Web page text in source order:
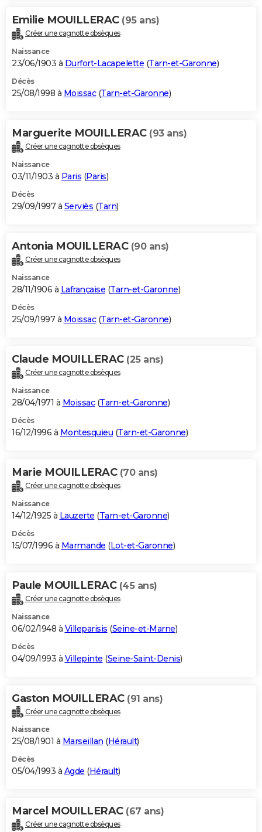
Emilie MOUILLERAC (95 ans)
Créer une cagnotte obsèques
Naissance
23/06/1903 à Durfort-Lacapelette (Tarn-et-Garonne)
Décès
25/08/1998 à Moissac(Tarn-et-Garonne)
Marguerite MOUILLERAC (93 ans)
Créer une cagnotte obsèques
Naissance
03/11/1903 à Paris (Paris)
Décès
29/09/1997 à Serviès (Tarn)
Antonia MOUILLERAC (90 ans)
Créer une cagnotte obsèques
Naissance
28/11/1906 à Lafrançaise (Tarn-et-Garonne)
Décès
25/09/1997 à Moissac(Tarn-et-Garonne)
Claude MOUILLERAC (25 ans)
Créer une cagnotte obsèques
Naissance
28/04/1971 à Moissac(Tarn-et-Garonne)
Décès
16/12/1996 à Montesquieu (Tarn-et-Garonne)
Marie MOUILLERAC (70 ans)
Créer une cagnotte obsèques
Naissance
14/12/1925 à Lauzerte (Tarn-et-Garonne)
Décès
15/07/1996 à Marmande (Lot-et-Garonne)
Paule MOUILLERAC (45 ans)
Créer une cagnotte obsèques
Naissance
06/02/1948 à Villeparisis (Seine-et-Marne)
Décès
04/09/1993 à Villepinte (Seine-Saint-Denis)
Gaston MOUILLERAC (91 ans)
Créer une cagnotte obsèques
Naissance
25/08/1901 à Marseillan (Hérault)
Décès
05/04/1993 à Agde (Hérault)
Marcel MOUILLERAC (67 ans)
Créer une cagnotte obsèques